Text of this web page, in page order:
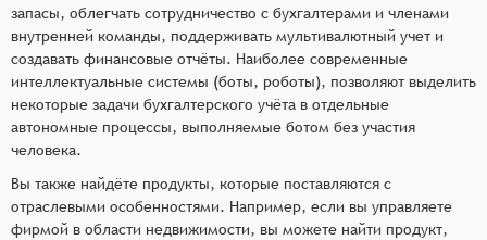
запасы, облегчать сотрудничество с бухгалтерами и членами
внутренней команды, поддерживать мультивалютный учет и
создавать финансовые отчёты. Наиболее современные
интеллектуальные системы (боты, роботы), позволяют выделить
некоторые задачи бухгалтерского учёта в отдельные
автономные процессы, выполняемые ботом без участия
человека.
Вы также найдёте продукты, которые поставляются с
отраслевыми особенностями. Например, если вы управляете
фирмой в области недвижимости, вы можете найти продукт,